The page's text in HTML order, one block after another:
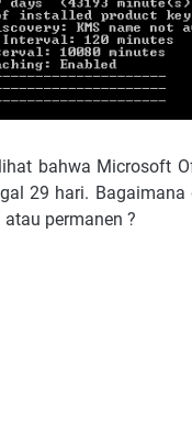
bahwa Microsoft
29 hari.
permanen ?